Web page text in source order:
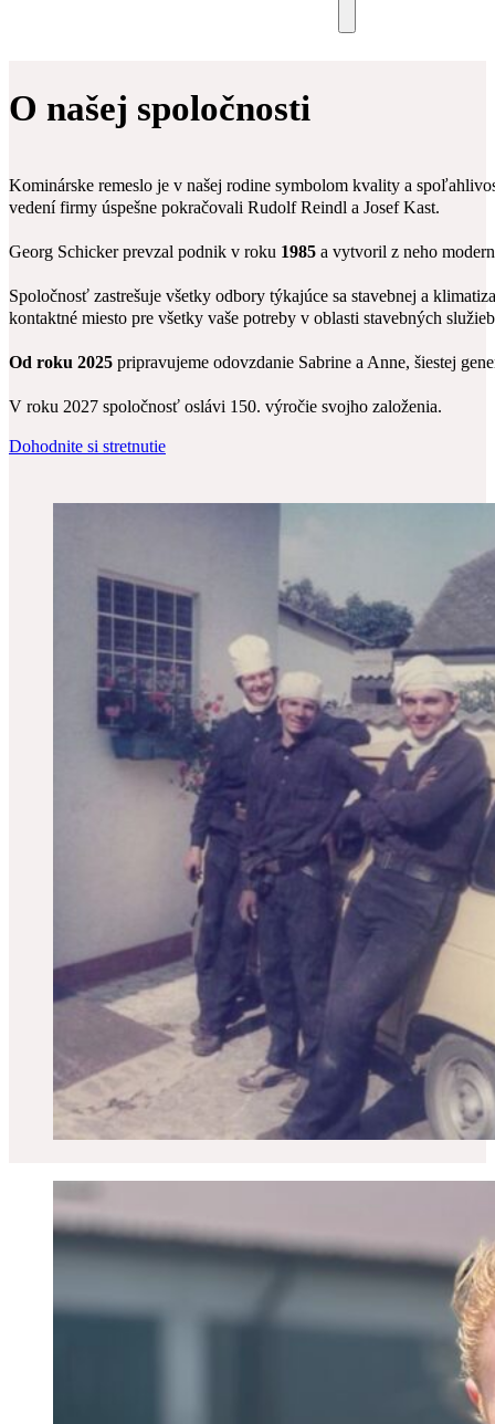
O našej spoločnosti
Kominárske remeslo je v našej rodine symbolom kvality a
vedení firmy úspešne pokračovali Rudolf Reindl a Josef Kast.
Georg Schicker prevzal podnik v roku 1985 a vytvoril z neho
Spoločnosť zastrešuje všetky odbory týkajúce sa stavebnej a
kontaktné miesto pre všetky vaše potreby v oblasti stavebných
Od roku 2025 pripravujeme odovzdanie Sabrine a Anne, šiestej
V roku 2027 spoločnosť oslávi 150. výročie svojho založenia.
Dohodnite si stretnutie